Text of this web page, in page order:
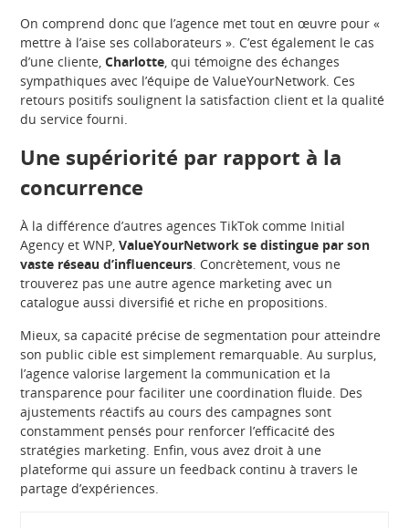
On comprend donc que l’agence met tout en œuvre pour «
mettre à l’aise ses collaborateurs ». C’est également le cas
d’une cliente,Charlotte, qui témoigne des échanges
sympathiques avec l’équipe de ValueYourNetwork. Ces
retours positifs soulignent la satisfaction client et la qualité
du service fourni.
Une supériorité par rapport à la
concurrence
À la différence d’autres agences TikTok comme Initial
Agency et WNP,ValueYourNetwork se distingue par son
vaste réseau d’influenceurs. Concrètement, vous ne
trouverez pas une autre agence marketing avec un
catalogue aussi diversifié et riche en propositions.
Mieux, sa capacité précise de segmentation pour atteindre
son public cible est simplement remarquable. Au surplus,
l’agence valorise largement la communication et la
transparence pour faciliter une coordination fluide. Des
ajustements réactifs au cours des campagnes sont
constamment pensés pour renforcer l’efficacité des
stratégies marketing. Enfin, vous avez droit à une
plateforme qui assure un feedback continu à travers le
partage d’expériences.